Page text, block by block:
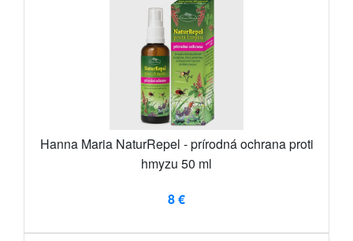
Hanna Maria NaturRepel - prírodná ochrana proti
hmyzu 50 ml
8 €